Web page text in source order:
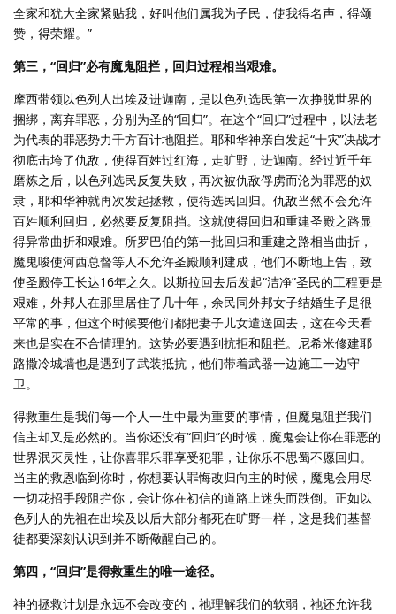
全家和犹大全家紧贴我，好叫他们属我为子民，使我得名声，得颂
赞，得荣耀。”
第三，“回归”必有魔鬼阻拦，回归过程相当艰难。
摩西带领以色列人出埃及进迦南，是以色列选民第一次挣脱世界的
捆绑，离弃罪恶，分别为圣的“回归”。在这个“回归”过程中，以法老
为代表的罪恶势力千方百计地阻拦。耶和华神亲自发起“十灾”决战才
彻底击垮了仇敌，使得百姓过红海，走旷野，进迦南。经过近千年
磨炼之后，以色列选民反复失败，再次被仇敌俘虏而沦为罪恶的奴
隶，耶和华神就再次发起拯救，使得选民回归。仇敌当然不会允许
百姓顺利回归，必然要反复阻挡。这就使得回归和重建圣殿之路显
得异常曲折和艰难。所罗巴伯的第一批回归和重建之路相当曲折，
魔鬼唆使河西总督等人不允许圣殿顺利建成，他们不断地上告，致
使圣殿停工长达16年之久。以斯拉回去后发起“洁净”圣民的工程更是
艰难，外邦人在那里居住了几十年，余民同外邦女子结婚生子是很
平常的事，但这个时候要他们都把妻子儿女遣送回去，这在今天看
来也是实在不合情理的。这势必要遇到抗拒和阻拦。尼希米修建耶
路撒冷城墙也是遇到了武装抵抗，他们带着武器一边施工一边守
卫。
得救重生是我们每一个人一生中最为重要的事情，但魔鬼阻拦我们
信主却又是必然的。当你还没有“回归”的时候，魔鬼会让你在罪恶的
世界泯灭灵性，让你喜罪乐罪享受犯罪，让你乐不思蜀不愿回归。
当主的救恩临到你时，你想要认罪悔改归向主的时候，魔鬼会用尽
一切花招手段阻拦你，会让你在初信的道路上迷失而跌倒。正如以
色列人的先祖在出埃及以后大部分都死在旷野一样，这是我们基督
徒都要深刻认识到并不断儆醒自己的。
第四，“回归”是得救重生的唯一途径。
神的拯救计划是永远不会改变的，祂理解我们的软弱，祂还允许我